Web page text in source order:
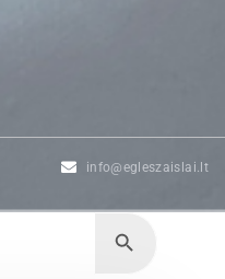
info@egleszaislai.lt